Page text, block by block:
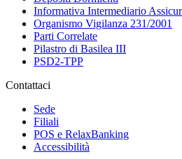
Informativa Intermediario
Organismo Vigilanza 231/2001
Parti Correlate
Pilastro di Basilea III
PSD2-TPP
Contattaci
Sede
Filiali
POS e RelaxBanking
Accessibilità